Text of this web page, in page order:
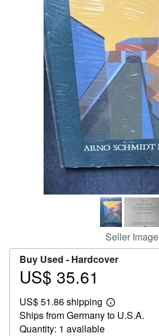
Start Selling
CLOSE
Seller Image
Buy Used - Hardcover
Price
35.61
US$ 35.61
US$ 51.86 shipping
Learn
more
Ships from Germany to U.S.A.
Quantity: 1 available